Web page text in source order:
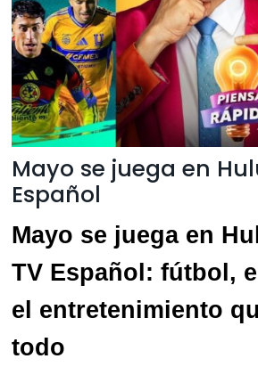
Mayo se juega en
Español
Mayo se juega en
TV Español: fútbol,
el entretenimiento
todo